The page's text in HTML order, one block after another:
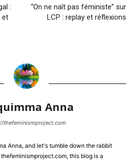
:
et
“On ne naît pas féministe” sur
LCP : replay et réflexions
Anna
thefeminismproject.com
Anna, and let's tumble down the rabbit
this blog is a